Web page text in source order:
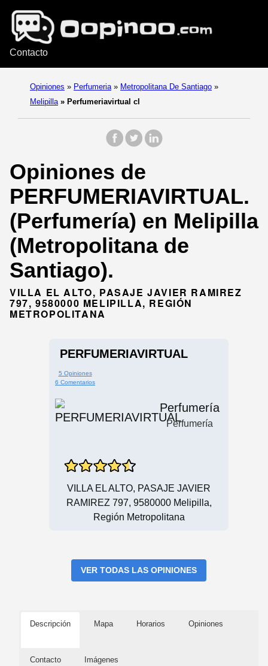
Contacto
Opiniones » Perfumeria » Metropolitana De Santiago »
Melipilla » Perfumeriavirtual cl
Opiniones de
PERFUMERIAVIRTUAL.
(Perfumería) en Melipilla
(Metropolitana de
Santiago).
VILLA EL ALTO, PASAJE JAVIER RAMIREZ
797, 9580000 MELIPILLA, REGIÓN
METROPOLITANA
PERFUMERIAVIRTUAL
5 Opiniones
6 Comentarios
Perfumería
Perfumería
VILLA EL ALTO, PASAJE JAVIER
RAMIREZ 797, 9580000 Melipilla,
Región Metropolitana
VER TODAS LAS OPINIONES
Descripción Mapa Horarios Opiniones
Contacto Imágenes